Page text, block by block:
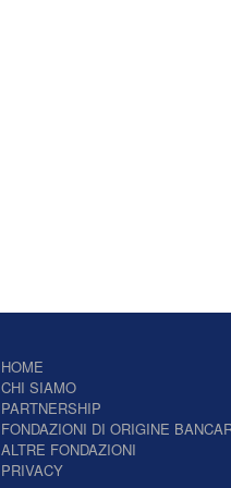
HOME
CHI SIAMO
PARTNERSHIP
FONDAZIONI DI ORIGINE
ALTRE FONDAZIONI
PRIVACY